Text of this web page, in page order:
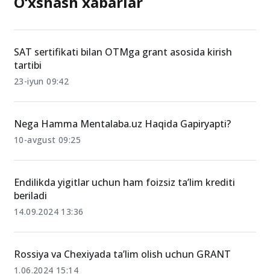
SAT sertifikati bilan OTMga grant asosida kirish
tartibi
23-iyun 09:42
Nega Hamma Mentalaba.uz Haqida Gapiryapti?
10-avgust 09:25
Endilikda yigitlar uchun ham foizsiz ta’lim krediti
beriladi
14.09.2024 13:36
Rossiya va Chexiyada ta’lim olish uchun GRANT
1.06.2024 15:14